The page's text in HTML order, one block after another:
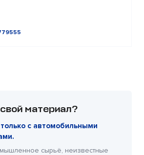
материал?
с автомобильными
сырьё, неизвестные